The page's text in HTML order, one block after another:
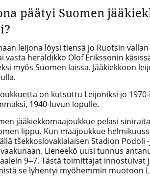
päätyi Suomen
leijona löysi tiensä jo Ruotsin
vasta heraldikko Olof Erikssonin
myös Suomen laissa. Jääkiekkoon
on kutsuttu Leijoniksi jo
1940-luvun lopulle.
jääkiekkomaajoukkue pelasi
lippu. Kun maajoukkue
tšekkoslovakialaisen Stadion
Lieneekö uusi tunnus
9‒7. Tästä toimittajat innostuivat
se lyhentyi myöhemmin muotoon